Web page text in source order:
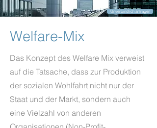
Unverbindlich anfragen
Welfare-Mix
Das Konzept des Welfare Mix verweist
auf die Tatsache, dass zur Produktion
der sozialen Wohlfahrt nicht nur der
Staat und der Markt, sondern auch
eine Vielzahl von anderen